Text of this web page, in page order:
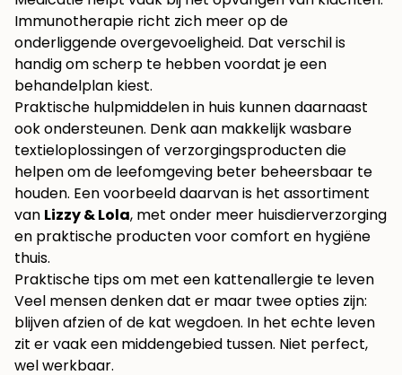
Immunotherapie richt zich meer op de
onderliggende overgevoeligheid. Dat verschil is
handig om scherp te hebben voordat je een
behandelplan kiest.
Praktische hulpmiddelen in huis kunnen daarnaast
ook ondersteunen. Denk aan makkelijk wasbare
textieloplossingen of verzorgingsproducten die
helpen om de leefomgeving beter beheersbaar te
houden. Een voorbeeld daarvan is het assortiment
van Lizzy & Lola, met onder meer huisdierverzorging
en praktische producten voor comfort en hygiëne
thuis.
Praktische tips om met een kattenallergie te leven
Veel mensen denken dat er maar twee opties zijn:
blijven afzien of de kat wegdoen. In het echte leven
zit er vaak een middengebied tussen. Niet perfect,
wel werkbaar.